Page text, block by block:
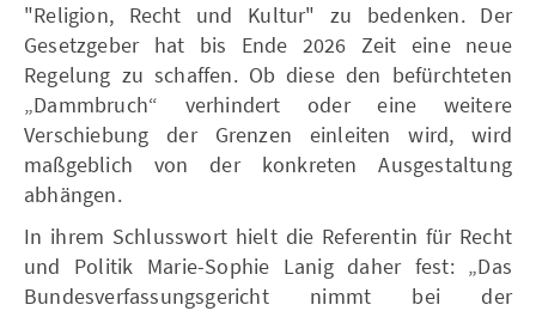
"Religion, Recht und Kultur" zu bedenken. Der
Gesetzgeber hat bis Ende 2026 Zeit eine neue
Regelung zu schaffen. Ob diese den befürchteten
„Dammbruch“ verhindert oder eine weitere
Verschiebung der Grenzen einleiten wird, wird
maßgeblich von der konkreten Ausgestaltung
abhängen.
In ihrem Schlusswort hielt die Referentin für Recht
und Politik Marie-Sophie Lanig daher fest: „Das
Bundesverfassungsgericht nimmt bei der